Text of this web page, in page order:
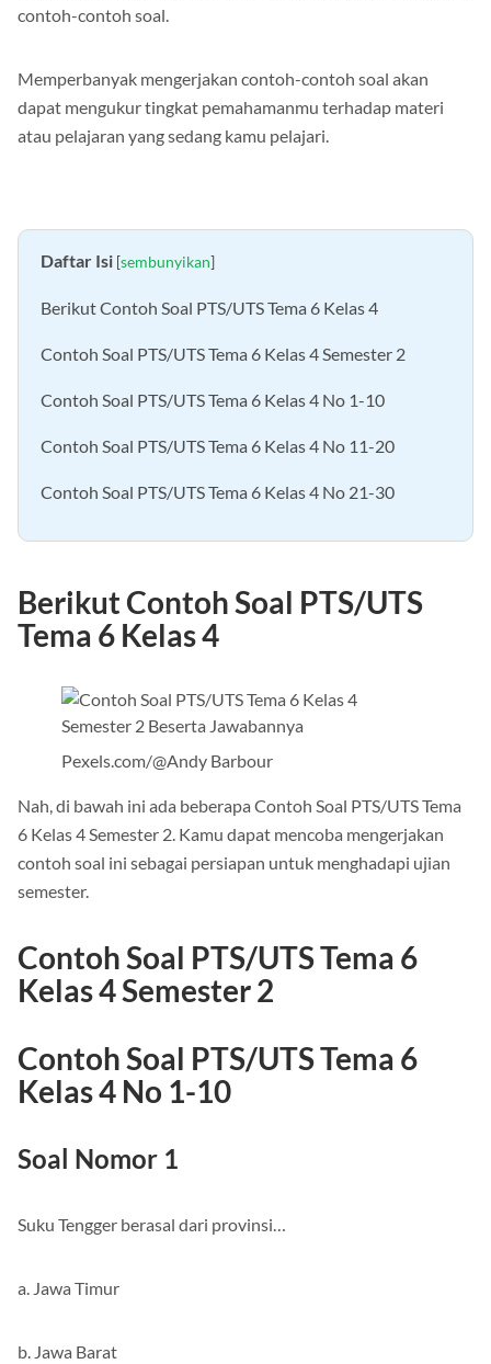
contoh-contoh soal.
Memperbanyak mengerjakan contoh-contoh soal akan
dapat mengukur tingkat pemahamanmu terhadap materi
atau pelajaran yang sedang kamu pelajari.
Daftar Isi [sembunyikan]
Berikut Contoh Soal PTS/UTS Tema 6 Kelas 4
Contoh Soal PTS/UTS Tema 6 Kelas 4 Semester 2
Contoh Soal PTS/UTS Tema 6 Kelas 4 No 1-10
Contoh Soal PTS/UTS Tema 6 Kelas 4 No 11-20
Contoh Soal PTS/UTS Tema 6 Kelas 4 No 21-30
Berikut Contoh Soal PTS/UTS
Tema 6 Kelas 4
Pexels.com/@Andy Barbour
Nah, di bawah ini ada beberapa Contoh Soal PTS/UTS Tema
6 Kelas 4 Semester 2. Kamu dapat mencoba mengerjakan
contoh soal ini sebagai persiapan untuk menghadapi ujian
semester.
Contoh Soal PTS/UTS Tema 6
Kelas 4 Semester 2
Contoh Soal PTS/UTS Tema 6
Kelas 4 No 1-10
Soal Nomor 1
Suku Tengger berasal dari provinsi…
a. Jawa Timur
b. Jawa Barat